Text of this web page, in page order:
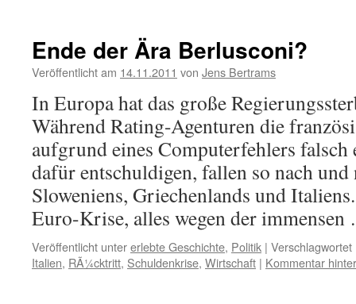
Ende der Ära Berlusconi?
Veröffentlicht am 14.11.2011 von Jens Bertrams
In Europa hat das große
Während Rating-Agenturen die
aufgrund eines Computerfehlers falsch
dafür entschuldigen, fallen so nach
Sloweniens, Griechenlands und
Euro-Krise, alles wegen der
Veröffentlicht untererlebte Geschichte, Politik | Verschlagwortet
Italien, RÃ¼cktritt, Schuldenkrise, Wirtschaft | Kommentar